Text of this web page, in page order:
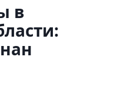
в